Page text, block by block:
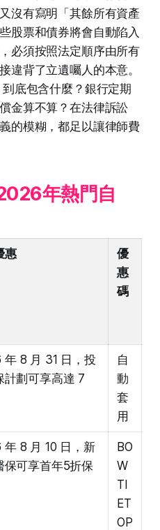
沒有寫明「其餘所有資產
股票和債券將會自動陷入
必須按照法定順序由所有
違背了立遺囑人的本意。
到底包含什麼？銀行定期
金算不算？在法律訴訟
的模糊，都足以讓律師費
年熱門自
惠
優
惠
碼
8 月 31 日，投
計劃可享高達 7
自
動
套
用
8 月 10 日，新
保可享首年5折保
BO
W
TI
ET
OP